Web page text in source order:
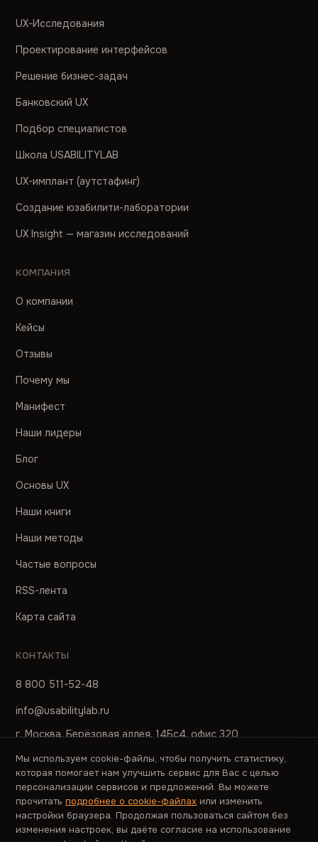
UX-Исследования
Проектирование интерфейсов
Решение бизнес-задач
Банковский UX
Подбор специалистов
Школа USABILITYLAB
UX-имплант (аутстафинг)
Создание юзабилити-лаборатории
UX Insight — магазин исследований
КОМПАНИЯ
О компании
Кейсы
Отзывы
Почему мы
Манифест
Наши лидеры
Блог
Основы UX
Наши книги
Наши методы
Частые вопросы
RSS-лента
Карта сайта
КОНТАКТЫ
8 800 511-52-48
info@usabilitylab.ru
г. Москва, Берёзовая аллея, 14Бс4, офис 320
ПРЕСС-СЛУЖБА
pr@usabilitylab.ru
Мы используем cookie-файлы, чтобы получить статистику,
которая помогает нам улучшить сервис для Вас с целью
персонализации сервисов и предложений. Вы можете
прочитатьподробнее о cookie-файлах или изменить
настройки браузера. Продолжая пользоваться сайтом без
изменения настроек, вы даёте согласие на использование